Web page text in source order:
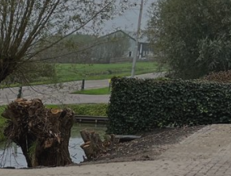
Boven- en ondergrondse afvalcontainers
Civiele kunstwerken
Grondverzet
Riolering en Drainage
Straatwerk